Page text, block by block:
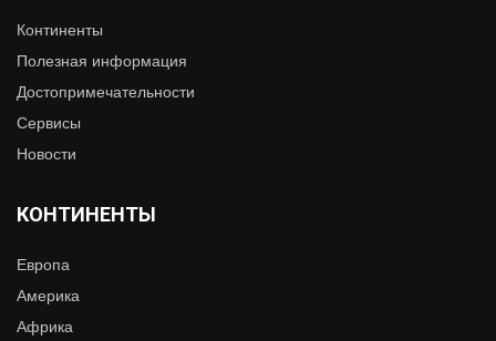
Континенты
Полезная информация
Достопримечательности
Сервисы
Новости
КОНТИНЕНТЫ
Европа
Америка
Африка